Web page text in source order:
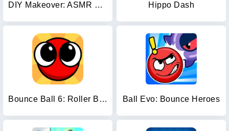
DIY Makeover: ASMR Mask 3D Hippo Dash
Bounce Ball 6: Roller Ball 6 Ball Evo: Bounce Heroes